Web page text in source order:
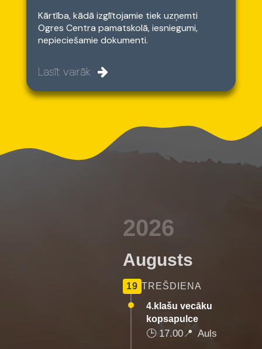
Kārtība, kādā izglītojamie tiek uzņemti
Ogres Centra pamatskolā, iesniegumi,
nepieciešamie dokumenti.
Lasīt vairāk
2026
Augusts
19 TREŠDIENA
4.klašu vecāku
kopsapulce
🕒17.00 📍 Auls